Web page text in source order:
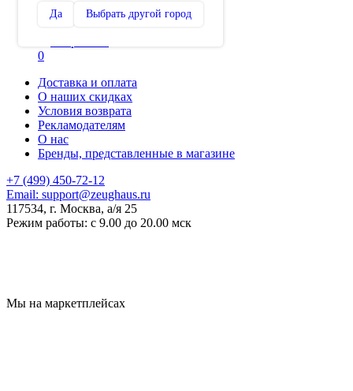
Да Выбрать другой город
Сравнение
0
Доставка и оплата
О наших скидках
Условия возврата
Рекламодателям
О нас
Бренды, представленные в магазине
+7 (499) 450-72-12
Email: support@zeughaus.ru
117534, г. Москва, а/я 25
Режим работы: с 9.00 до 20.00 мск
Мы на маркетплейсах